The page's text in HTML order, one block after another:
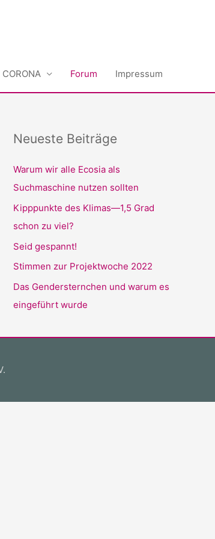
CORONA Forum Impressum
Neueste Beiträge
Warum wir alle Ecosia als
Suchmaschine nutzen sollten
Kipppunkte des Klimas—1,5 Grad
schon zu viel?
Seid gespannt!
Stimmen zur Projektwoche 2022
Das Gendersternchen und warum es
eingeführt wurde